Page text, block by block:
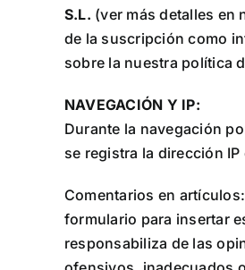
S.L. (ver más detalles en
de la suscripción como
sobre la nuestra política
NAVEGACIÓN Y IP:
Durante la navegación
se registra la dirección
Comentarios en
formulario para insertar
responsabiliza de las